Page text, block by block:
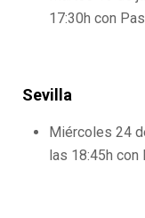
17:30h con
Sevilla
Miércoles 24
las 18:45h con